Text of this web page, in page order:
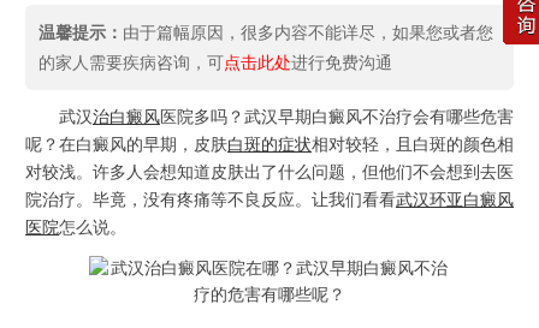
温馨提示： 由于篇幅原因，很多内容不能详尽，如果您或者您
的家人需要疾病咨询，可点击此处进行免费沟通
武汉治白癜风 医院多吗？武汉早期白癜风不治疗会有哪些危害
呢？在白癜风的早期，皮肤白斑的症状相对较轻，且白斑的颜色相
对较浅。许多人会想知道皮肤出了什么问题，但他们不会想到去医
院治疗。毕竟，没有疼痛等不良反应。让我们看看武汉环亚白癜风
医院怎么说。